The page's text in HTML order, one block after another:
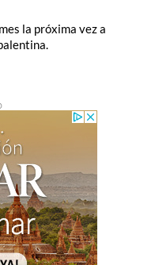
la próxima vez a